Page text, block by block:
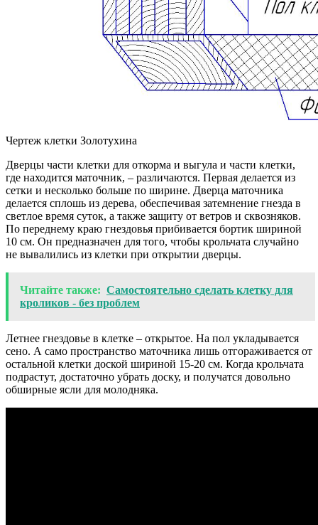
Чертеж клетки Золотухина
Дверцы части клетки для откорма и выгула и части клетки,
где находится маточник, – различаются. Первая делается из
сетки и несколько больше по ширине. Дверца маточника
делается сплошь из дерева, обеспечивая затемнение гнезда в
светлое время суток, а также защиту от ветров и сквозняков.
По переднему краю гнездовья прибивается бортик шириной
10 см. Он предназначен для того, чтобы крольчата случайно
не вывалились из клетки при открытии дверцы.
Читайте также: Самостоятельно сделать клетку для
кроликов - без проблем
Летнее гнездовье в клетке – открытое. На пол укладывается
сено. А само пространство маточника лишь отгораживается от
остальной клетки доской шириной 15-20 см. Когда крольчата
подрастут, достаточно убрать доску, и получатся довольно
обширные ясли для молодняка.